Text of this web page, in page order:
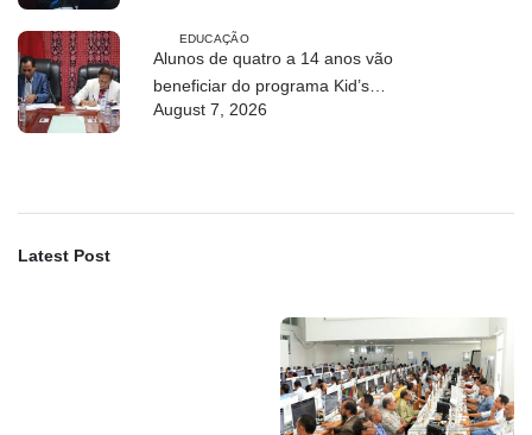
EDUCAÇÃO
Alunos de quatro a 14 anos vão
beneficiar do programa Kid’s
Athletics
August 7, 2026
Latest Post